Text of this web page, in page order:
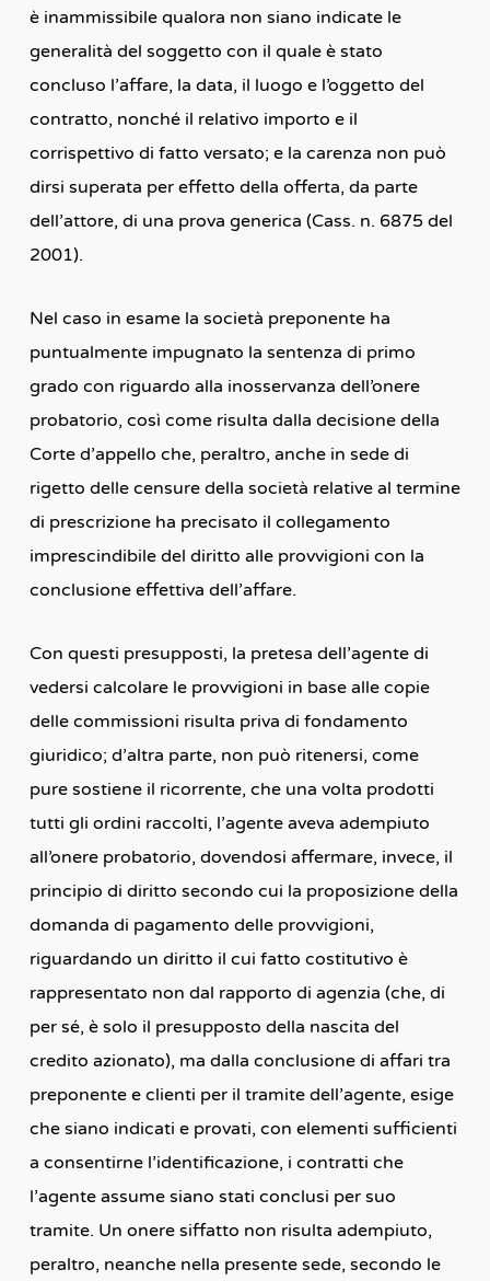
è inammissibile qualora non siano indicate le
generalità del soggetto con il quale è stato
concluso l’affare, la data, il luogo e l’oggetto del
contratto, nonché il relativo importo e il
corrispettivo di fatto versato; e la carenza non può
dirsi superata per effetto della offerta, da parte
dell’attore, di una prova generica (Cass. n. 6875 del
2001).
Nel caso in esame la società preponente ha
puntualmente impugnato la sentenza di primo
grado con riguardo alla inosservanza dell’onere
probatorio, così come risulta dalla decisione della
Corte d’appello che, peraltro, anche in sede di
rigetto delle censure della società relative al termine
di prescrizione ha precisato il collegamento
imprescindibile del diritto alle provvigioni con la
conclusione effettiva dell’affare.
Con questi presupposti, la pretesa dell’agente di
vedersi calcolare le provvigioni in base alle copie
delle commissioni risulta priva di fondamento
giuridico; d’altra parte, non può ritenersi, come
pure sostiene il ricorrente, che una volta prodotti
tutti gli ordini raccolti, l’agente aveva adempiuto
all’onere probatorio, dovendosi affermare, invece, il
principio di diritto secondo cui la proposizione della
domanda di pagamento delle provvigioni,
riguardando un diritto il cui fatto costitutivo è
rappresentato non dal rapporto di agenzia (che, di
per sé, è solo il presupposto della nascita del
credito azionato), ma dalla conclusione di affari tra
preponente e clienti per il tramite dell’agente, esige
che siano indicati e provati, con elementi sufficienti
a consentirne l’identificazione, i contratti che
l’agente assume siano stati conclusi per suo
tramite. Un onere siffatto non risulta adempiuto,
peraltro, neanche nella presente sede, secondo le